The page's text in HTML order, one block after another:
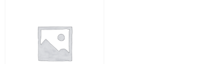
Rivenditori B2B